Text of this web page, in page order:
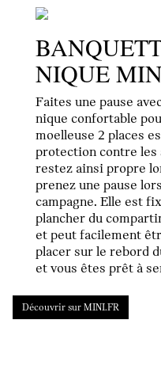
NIQUE
Faites une pause
nique confortable
moelleuse 2 places
protection contre les
restez ainsi propre
prenez une pause
campagne. Elle est
plancher du
et peut facilement
placer sur le rebord
et vous êtes prêt à
Découvrir sur MINI.FR